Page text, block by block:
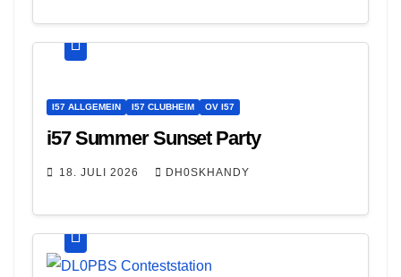
I57 ALLGEMEIN I57 CLUBHEIM OV I57
i57 Summer Sunset Party
18. JULI 2026 DH0SKHANDY